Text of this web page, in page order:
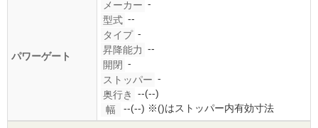
パワーゲート
メーカー -
型式 --
タイプ -
昇降能力 --
開閉 -
ストッパー -
奥行き
--(--)
幅
--(--) ※()はストッパー内有効寸法